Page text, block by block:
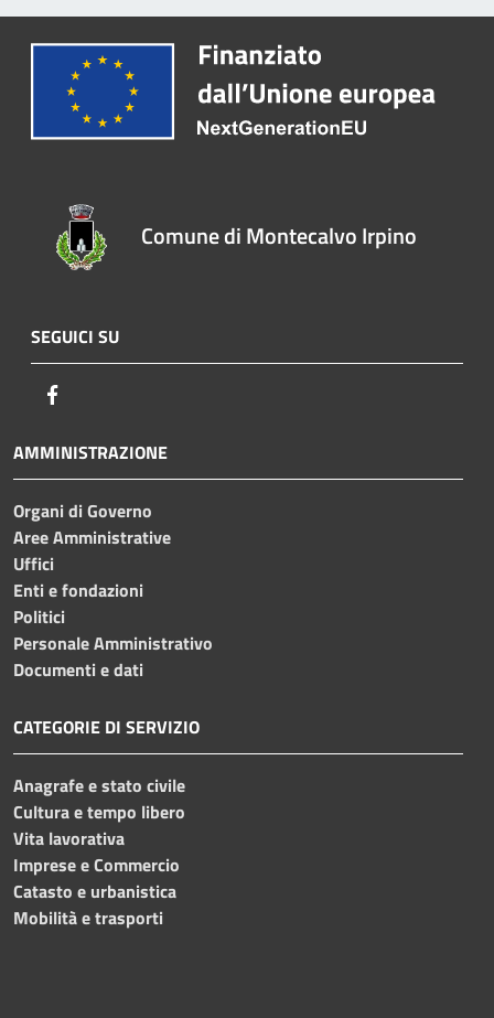
Comune di Montecalvo Irpino
SEGUICI SU
AMMINISTRAZIONE
Organi di Governo
Aree Amministrative
Uffici
Enti e fondazioni
Politici
Personale Amministrativo
Documenti e dati
CATEGORIE DI SERVIZIO
Anagrafe e stato civile
Cultura e tempo libero
Vita lavorativa
Imprese e Commercio
Catasto e urbanistica
Mobilità e trasporti